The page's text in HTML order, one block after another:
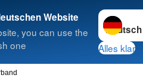
Website
you can use the
one
Sprache
Alles klar
Suche